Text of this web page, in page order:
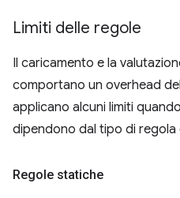
Limiti delle regole
Il caricamento e la
comportano un overhead
applicano alcuni limiti
dipendono dal tipo di regola
Regole statiche